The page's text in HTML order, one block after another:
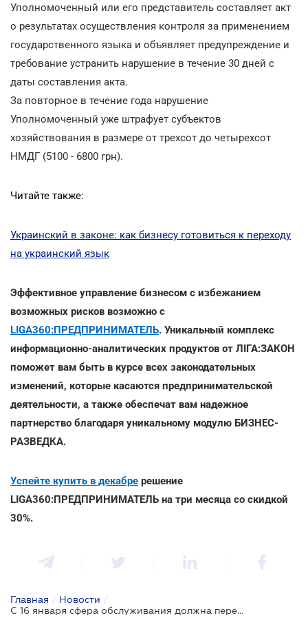
Уполномоченный или его представитель составляет акт
о результатах осуществления контроля за применением
государственного языка и объявляет предупреждение и
требование устранить нарушение в течение 30 дней с
даты составления акта.
За повторное в течение года нарушение
Уполномоченный уже штрафует субъектов
хозяйствования в размере от трехсот до четырехсот
НМДГ (5100 - 6800 грн).
Читайте также:
Украинский в законе: как бизнесу готовиться к переходу
на украинский язык
Эффективное управление бизнесом с избежанием
возможных рисков возможно с
LIGA360:ПРЕДПРИНИМАТЕЛЬ. Уникальный комплекс
информационно-аналитических продуктов от ЛІГА:ЗАКОН
поможет вам быть в курсе всех законодательных
изменений, которые касаются предпринимательской
деятельности, а также обеспечат вам надежное
партнерство благодаря уникальному модулю БИЗНЕС-
РАЗВЕДКА.
Успейте купить в декабре решение
LIGA360:ПРЕДПРИНИМАТЕЛЬ на три месяца со скидкой
30%.
Главная / Новости /
С 16 января сфера обслуживания должна перейти на государственный язык